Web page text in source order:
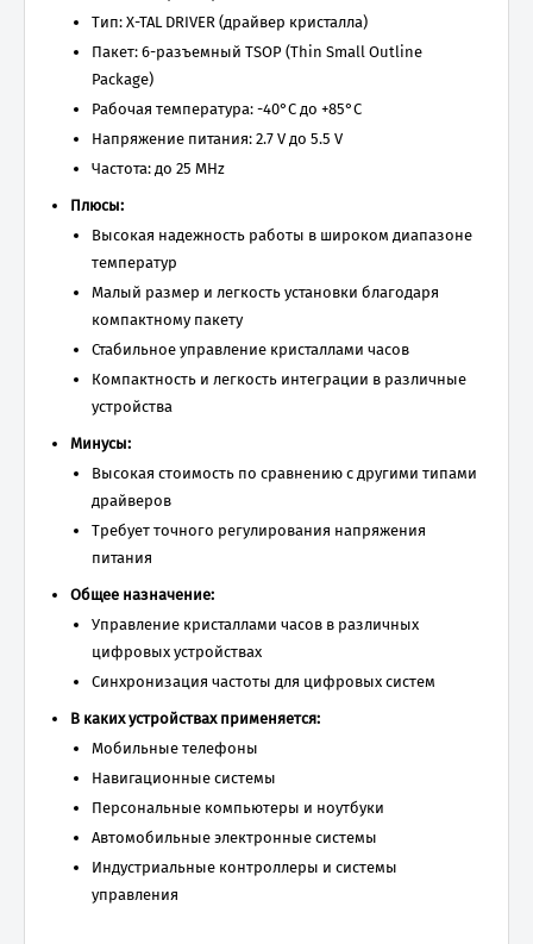
Тип: X-TAL DRIVER (драйвер кристалла)
Пакет: 6-разъемный TSOP (Thin Small Outline
Package)
Рабочая температура: -40°C до +85°C
Напряжение питания: 2.7 V до 5.5 V
Частота: до 25 MHz
Плюсы:
Высокая надежность работы в широком диапазоне
температур
Малый размер и легкость установки благодаря
компактному пакету
Стабильное управление кристаллами часов
Компактность и легкость интеграции в различные
устройства
Минусы:
Высокая стоимость по сравнению с другими типами
драйверов
Требует точного регулирования напряжения
питания
Общее назначение:
Управление кристаллами часов в различных
цифровых устройствах
Синхронизация частоты для цифровых систем
В каких устройствах применяется:
Мобильные телефоны
Навигационные системы
Персональные компьютеры и ноутбуки
Автомобильные электронные системы
Индустриальные контроллеры и системы
управления